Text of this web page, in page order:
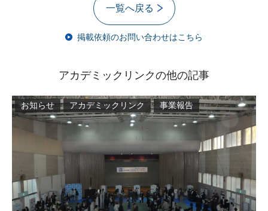
一覧へ戻る
掲載依頼のお問い合わせはこちら
アカデミックリンクの他の記事
お知らせ アカデミックリンク 事業報告